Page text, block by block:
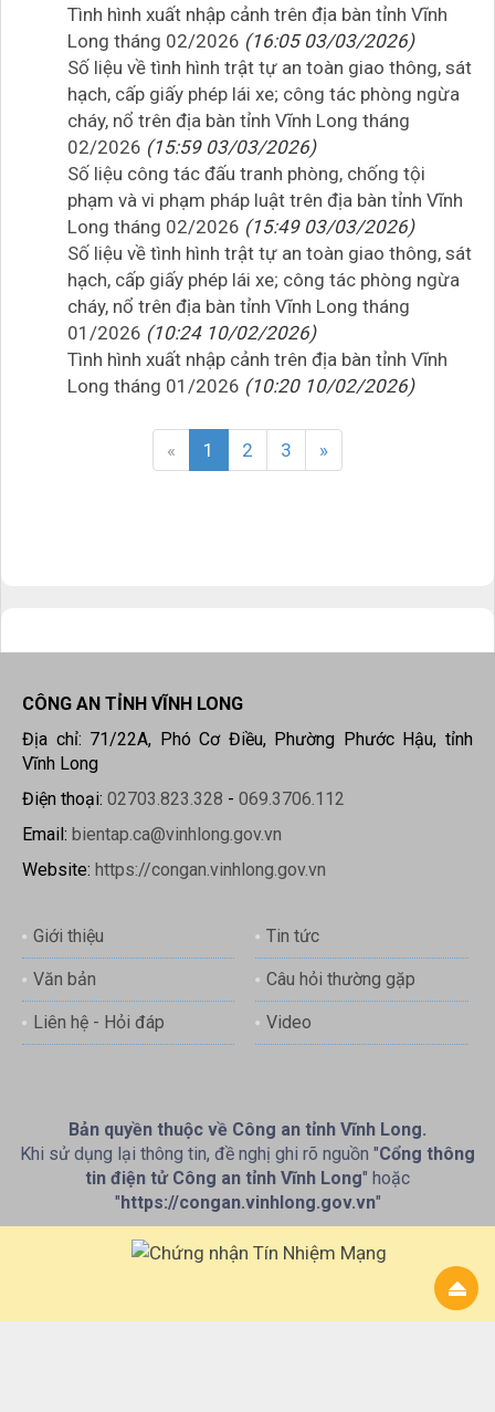
Tình hình xuất nhập cảnh trên địa bàn tỉnh Vĩnh
Long tháng 02/2026 (16:05 03/03/2026)
Số liệu về tình hình trật tự an toàn giao thông, sát
hạch, cấp giấy phép lái xe; công tác phòng ngừa
cháy, nổ trên địa bàn tỉnh Vĩnh Long tháng
02/2026 (15:59 03/03/2026)
Số liệu công tác đấu tranh phòng, chống tội
phạm và vi phạm pháp luật trên địa bàn tỉnh Vĩnh
Long tháng 02/2026 (15:49 03/03/2026)
Số liệu về tình hình trật tự an toàn giao thông, sát
hạch, cấp giấy phép lái xe; công tác phòng ngừa
cháy, nổ trên địa bàn tỉnh Vĩnh Long tháng
01/2026 (10:24 10/02/2026)
Tình hình xuất nhập cảnh trên địa bàn tỉnh Vĩnh
Long tháng 01/2026 (10:20 10/02/2026)
« 1 2 3 »
CÔNG AN TỈNH VĨNH LONG
Địa chỉ: 71/22A, Phó Cơ Điều, Phường Phước Hậu, tỉnh
Vĩnh Long
Điện thoại: 02703.823.328 - 069.3706.112
Email: bientap.ca@vinhlong.gov.vn
Website: https://congan.vinhlong.gov.vn
Giới thiệu Tin tức
Văn bản Câu hỏi thường gặp
Liên hệ - Hỏi đáp Video
Bản quyền thuộc về Công an tỉnh Vĩnh Long.
Khi sử dụng lại thông tin, đề nghị ghi rõ nguồn "Cổng thông
tin điện tử Công an tỉnh Vĩnh Long" hoặc
"https://congan.vinhlong.gov.vn"